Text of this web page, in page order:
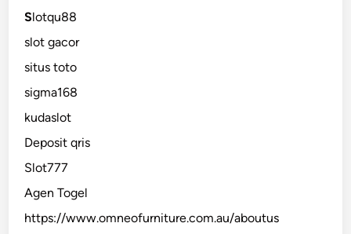
Slotqu88
slot gacor
situs toto
sigma168
kudaslot
Deposit qris
Slot777
Agen Togel
https://www.omneofurniture.com.au/aboutus